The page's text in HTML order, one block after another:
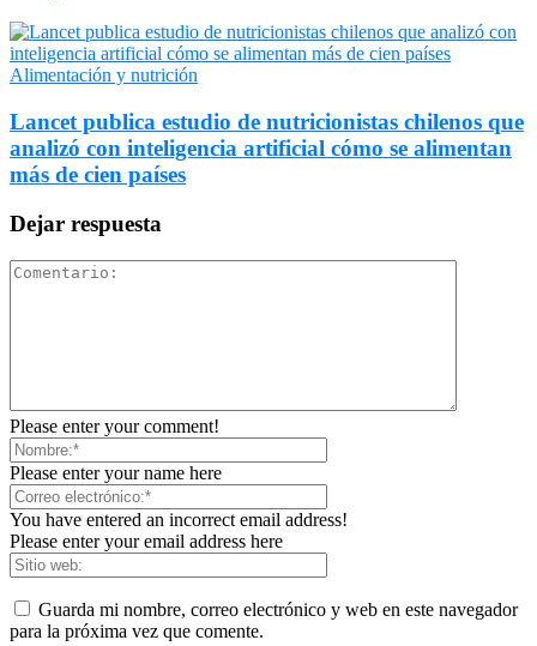
Alimentación y nutrición
Lancet publica estudio de nutricionistas chilenos que
analizó con inteligencia artificial cómo se alimentan
más de cien países
Dejar respuesta
Please enter your comment!
Please enter your name here
You have entered an incorrect email address!
Please enter your email address here
Guarda mi nombre, correo electrónico y web en este navegador
para la próxima vez que comente.